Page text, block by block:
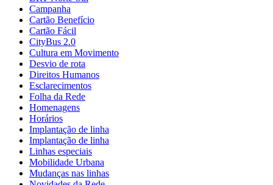
Campanha
Cartão Benefício
Cartão Fácil
CityBus 2.0
Cultura em Movimento
Desvio de rota
Direitos Humanos
Esclarecimentos
Folha da Rede
Homenagens
Horários
Implantação de linha
Implantação de linha
Linhas especiais
Mobilidade Urbana
Mudanças nas linhas